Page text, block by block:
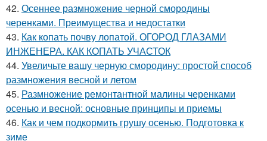
42. Осеннее размножение черной смородины
черенками. Преимущества и недостатки
43. Как копать почву лопатой. ОГОРОД ГЛАЗАМИ
ИНЖЕНЕРА. КАК КОПАТЬ УЧАСТОК
44. Увеличьте вашу черную смородину: простой способ
размножения весной и летом
45. Размножение ремонтантной малины черенками
осенью и весной: основные принципы и приемы
46. Как и чем подкормить грушу осенью. Подготовка к
зиме